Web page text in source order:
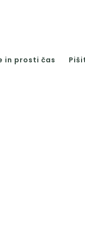
in prosti čas